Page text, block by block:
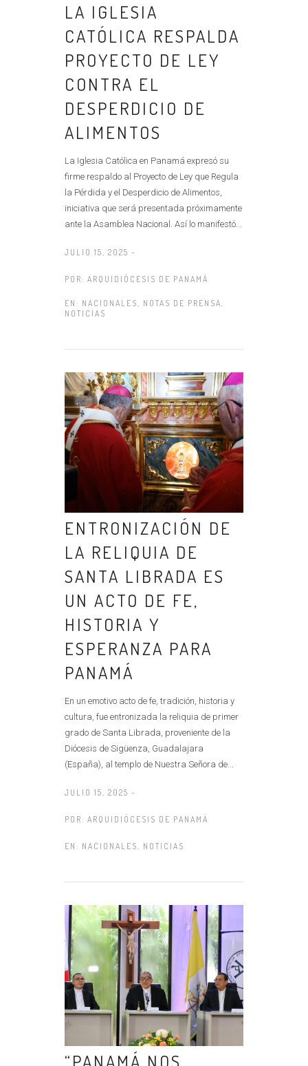
LA IGLESIA
CATÓLICA RESPALDA
PROYECTO DE LEY
CONTRA EL
DESPERDICIO DE
ALIMENTOS
La Iglesia Católica en Panamá expresó su
firme respaldo al Proyecto de Ley que Regula
la Pérdida y el Desperdicio de Alimentos,
iniciativa que será presentada próximamente
ante la Asamblea Nacional. Así lo manifestó...
JULIO 15, 2025 -
POR: ARQUIDIÓCESIS DE PANAMÁ
EN: NACIONALES, NOTAS DE PRENSA,
NOTICIAS
ENTRONIZACIÓN DE
LA RELIQUIA DE
SANTA LIBRADA ES
UN ACTO DE FE,
HISTORIA Y
ESPERANZA PARA
PANAMÁ
En un emotivo acto de fe, tradición, historia y
cultura, fue entronizada la reliquia de primer
grado de Santa Librada, proveniente de la
Diócesis de Sigüenza, Guadalajara
(España), al templo de Nuestra Señora de...
JULIO 15, 2025 -
POR: ARQUIDIÓCESIS DE PANAMÁ
EN: NACIONALES, NOTICIAS
“PANAMÁ NOS